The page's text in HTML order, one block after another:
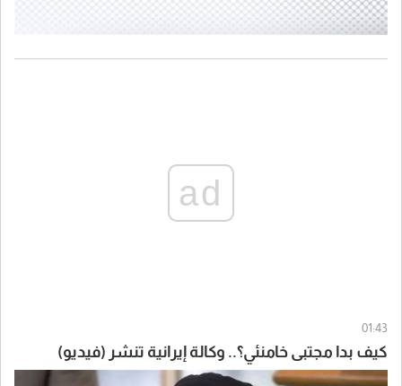
ad
01:43
كيف بدا مجتبى خامنئي؟.. وكالة إيرانية تنشر (فيديو)